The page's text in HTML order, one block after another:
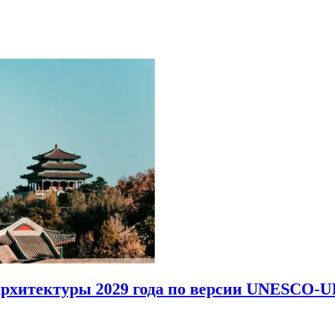
2029 года по версии UNESCO-